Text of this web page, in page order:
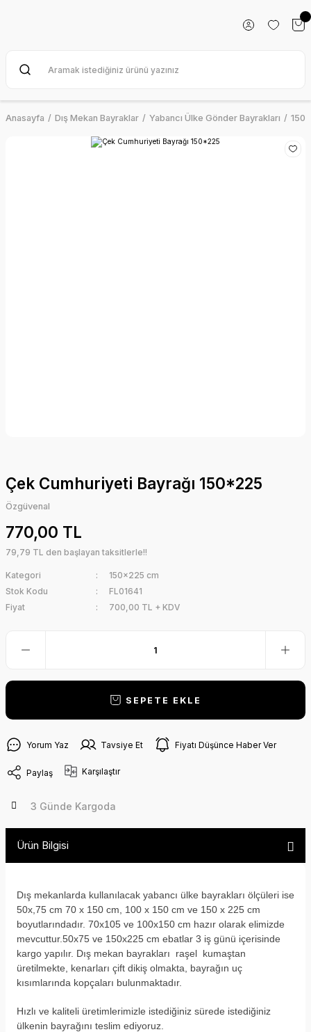
Anasayfa Dış Mekan Bayraklar Yabancı Ülke Gönder Bayrakları
Çek Cumhuriyeti Bayrağı 150*225
Özgüvenal
770,00 TL
79,79 TL den başlayan taksitlerle!!
Kategori
150x225 cm
Stok Kodu
FL01641
Fiyat
700,00 TL + KDV
SEPETE EKLE
Yorum Yaz Tavsiye Et Fiyatı Düşünce Haber Ver
Paylaş Karşılaştır
3 Günde Kargoda
Ürün Bilgisi
Dış mekanlarda kullanılacak yabancı ülke bayrakları ölçüleri ise
50x,75 cm 70 x 150 cm, 100 x 150 cm ve 150 x 225 cm
boyutlarındadır. 70x105 ve 100x150 cm hazır olarak elimizde
mevcuttur.50x75 ve 150x225 cm ebatlar 3 iş günü içerisinde
kargo yapılır. Dış mekan bayrakları raşel kumaştan
üretilmekte, kenarları çift dikiş olmakta, bayrağın uç
kısımlarında kopçaları bulunmaktadır.
Hızlı ve kaliteli üretimlerimizle istediğiniz sürede istediğiniz
ülkenin bayrağını teslim ediyoruz.